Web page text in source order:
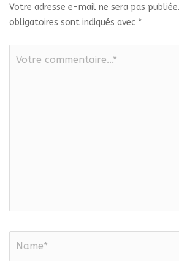
Votre adresse e-mail ne sera pas publiée.
obligatoires sont indiqués avec *